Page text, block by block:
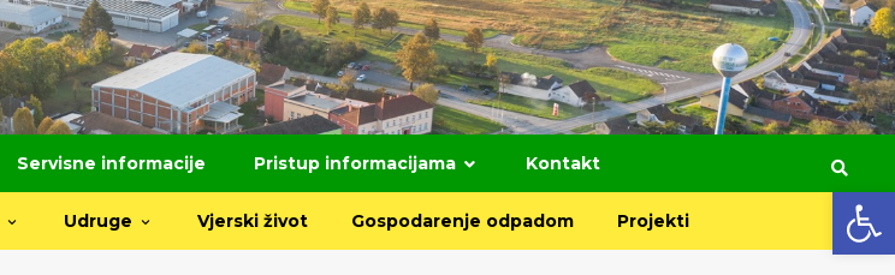
Open toolbar
Servisne informacije Pristup informacijama Kontakt
Udruge Vjerski život Gospodarenje odpadom Projekti